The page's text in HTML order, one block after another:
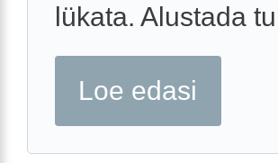
lükata. Alustada
Loe edasi